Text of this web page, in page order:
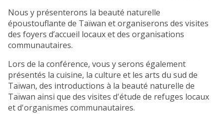
Nous y présenterons la beauté naturelle
époustouflante de Taïwan et organiserons des visites
des foyers d’accueil locaux et des organisations
communautaires.
Lors de la conférence, vous y serons également
présentés la cuisine, la culture et les arts du sud de
Taïwan, des introductions à la beauté naturelle de
Taïwan ainsi que des visites d'étude de refuges locaux
et d'organismes communautaires.